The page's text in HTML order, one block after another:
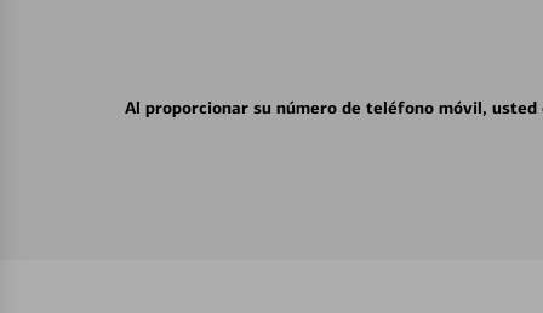
Al proporcionar su número de teléfono móvil,